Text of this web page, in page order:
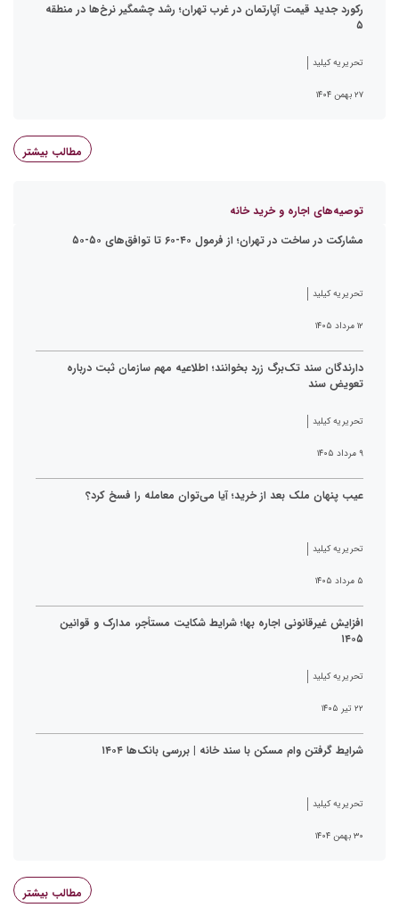
رکورد جدید قیمت آپارتمان در غرب تهران؛ رشد چشمگیر نرخ‌ها در منطقه
۵
تحریریه کیلید
۲۷ بهمن ۱۴۰۴
مطالب بیشتر
توصیه‌های اجاره و خرید خانه
مشارکت در ساخت در تهران؛ از فرمول ۴۰-۶۰ تا توافق‌های ۵۰-۵۰
تحریریه کیلید
۱۲ مرداد ۱۴۰۵
دارندگان سند تک‌برگ زرد بخوانند؛ اطلاعیه مهم سازمان ثبت درباره
تعویض سند
تحریریه کیلید
۹ مرداد ۱۴۰۵
عیب پنهان ملک بعد از خرید؛ آیا می‌توان معامله را فسخ کرد؟
تحریریه کیلید
۵ مرداد ۱۴۰۵
افزایش غیرقانونی اجاره بها؛ شرایط شکایت مستأجر، مدارک و قوانین
۱۴۰۵
تحریریه کیلید
۲۲ تیر ۱۴۰۵
شرایط گرفتن وام مسکن با سند خانه | بررسی بانک‌ها ۱۴۰۴
تحریریه کیلید
۳۰ بهمن ۱۴۰۴
مطالب بیشتر